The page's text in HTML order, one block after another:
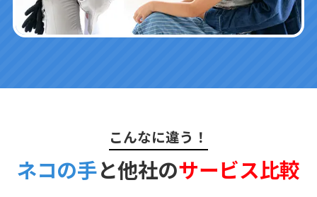
こんなに違う！
ネコの手と他社のサービス比較